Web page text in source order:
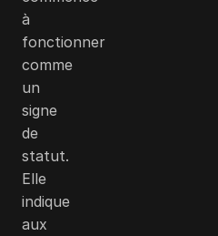
à
fonctionner
comme
un
signe
de
statut.
Elle
indique
aux